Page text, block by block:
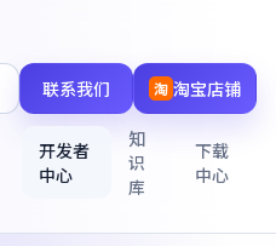
开发者
中心
知
识
库
下载
中心
联系我们 淘 淘宝店铺